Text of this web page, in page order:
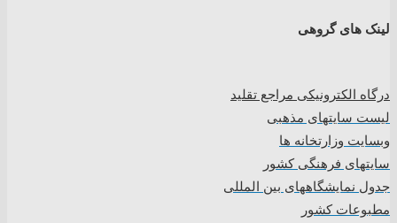
لینک های گروهی
درگاه الکترونیکی مراجع تقلید
لیست سایتهای مذهبی
وبسایت وزارتخانه ها
سایتهای فرهنگی کشور
جدول نمایشگاههای بین المللی
مطبوعات کشور